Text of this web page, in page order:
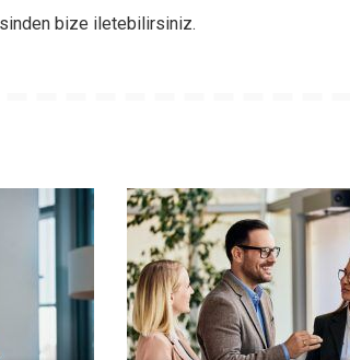
bize iletebilirsiniz.